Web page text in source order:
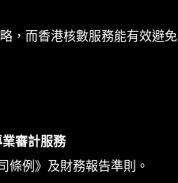
，而香港核數服務能有效避免
審計服務
條例》及財務報告準則。